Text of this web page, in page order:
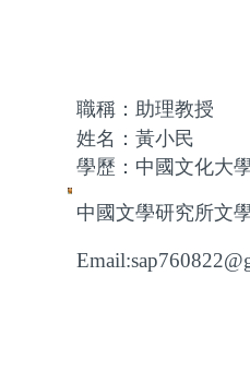
職稱：助理教授
姓名：黃小民
學歷： 中國文化大
中國文學研究所文